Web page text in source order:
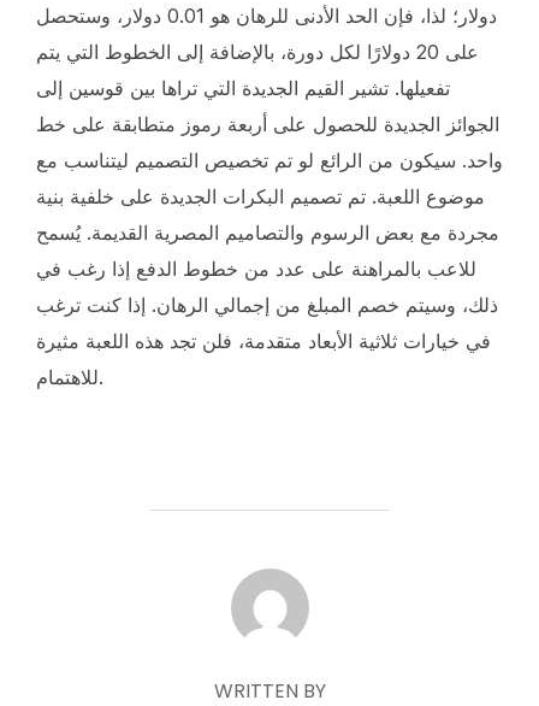
دولار؛ لذا، فإن الحد الأدنى للرهان هو 0.01 دولار، وستحصل
على 20 دولارًا لكل دورة، بالإضافة إلى الخطوط التي يتم
تفعيلها. تشير القيم الجديدة التي تراها بين قوسين إلى
الجوائز الجديدة للحصول على أربعة رموز متطابقة على خط
واحد. سيكون من الرائع لو تم تخصيص التصميم ليتناسب مع
موضوع اللعبة. تم تصميم البكرات الجديدة على خلفية بنية
مجردة مع بعض الرسوم والتصاميم المصرية القديمة. يُسمح
للاعب بالمراهنة على عدد من خطوط الدفع إذا رغب في
ذلك، وسيتم خصم المبلغ من إجمالي الرهان. إذا كنت ترغب
في خيارات ثلاثية الأبعاد متقدمة، فلن تجد هذه اللعبة مثيرة
للاهتمام.
POST AUTHOR
WRITTEN BY